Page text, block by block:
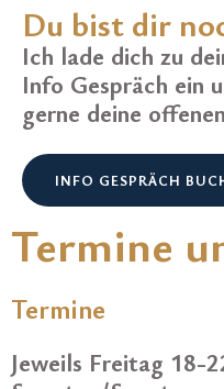
Du bist dir
Ich lade dich zu
Info Gespräch ein
gerne deine
INFO GESPRÄCH
Termine
Termine
Jeweils Freitag 18-